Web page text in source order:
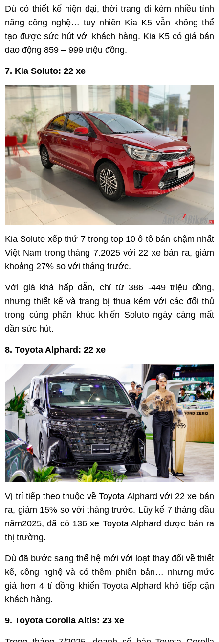
Dù có thiết kế hiện đại, thời trang đi kèm nhiều tính
năng công nghệ… tuy nhiên Kia K5 vẫn không thể
tạo được sức hút với khách hàng. Kia K5 có giá bán
dao động 859 – 999 triệu đồng.
7. Kia Soluto: 22 xe
Kia Soluto xếp thứ 7 trong top 10 ô tô bán chậm nhất
Việt Nam trong tháng 7.2025 với 22 xe bán ra, giảm
khoảng 27% so với tháng trước.
Với giá khá hấp dẫn, chỉ từ 386 -449 triệu đồng,
nhưng thiết kế và trang bị thua kém với các đối thủ
trong cùng phân khúc khiến Soluto ngày càng mất
dần sức hút.
8. Toyota Alphard: 22 xe
Vị trí tiếp theo thuộc về Toyota Alphard với 22 xe bán
ra, giảm 15% so với tháng trước. Lũy kế 7 tháng đầu
năm2025, đã có 136 xe Toyota Alphard được bán ra
thị trường.
Dù đã bước sang thế hệ mới với loạt thay đổi về thiết
kế, công nghệ và có thêm phiên bản… nhưng mức
giá hơn 4 tỉ đồng khiến Toyota Alphard khó tiếp cận
khách hàng.
9. Toyota Corolla Altis: 23 xe